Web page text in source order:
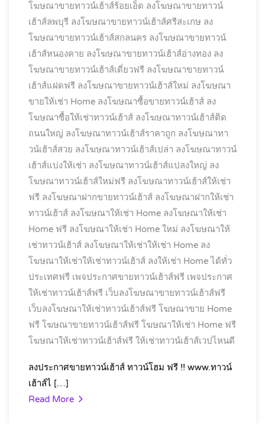
โฆษณาขายทาวน์เฮ้าส์ร้อยเอ็ด ลงโฆษณาขายทาวน์
เฮ้าส์ลพบุรี ลงโฆษณาขายทาวน์เฮ้าส์ศรีสะเกษ ลง
โฆษณาขายทาวน์เฮ้าส์สกลนคร ลงโฆษณาขายทาวน์
เฮ้าส์หนองคาย ลงโฆษณาขายทาวน์เฮ้าส์อ่างทอง ลง
โฆษณาขายทาวน์เฮ้าส์เดี่ยวฟรี ลงโฆษณาขายทาวน์
เฮ้าส์แฝดฟรี ลงโฆษณาขายทาวน์เฮ้าส์ใหม่ ลงโฆษณา
ขายให้เช่า Home ลงโฆษณาซื้อขายทาวน์เฮ้าส์ ลง
โฆษณาซื้อให้เช่าทาวน์เฮ้าส์ ลงโฆษณาทาวน์เฮ้าส์ติด
ถนนใหญ่ ลงโฆษณาทาวน์เฮ้าส์ราคาถูก ลงโฆษณาทา
วน์เฮ้าส์สวย ลงโฆษณาทาวน์เฮ้าส์เปล่า ลงโฆษณาทาวน์
เฮ้าส์แบ่งให้เช่า ลงโฆษณาทาวน์เฮ้าส์แปลงใหญ่ ลง
โฆษณาทาวน์เฮ้าส์ใหม่ฟรี ลงโฆษณาทาวน์เฮ้าส์ให้เช่า
ฟรี ลงโฆษณาฝากขายทาวน์เฮ้าส์ ลงโฆษณาฝากให้เช่า
ทาวน์เฮ้าส์ ลงโฆษณาให้เช่า Home ลงโฆษณาให้เช่า
Home ฟรี ลงโฆษณาให้เช่า Home ใหม่ ลงโฆษณาให้
เช่าทาวน์เฮ้าส์ ลงโฆษณาให้เช่าให้เช่า Home ลง
โฆษณาให้เช่าให้เช่าทาวน์เฮ้าส์ ลงให้เช่า Home ได้ทั่ว
ประเทศฟรี เพจประกาศขายทาวน์เฮ้าส์ฟรี เพจประกาศ
ให้เช่าทาวน์เฮ้าส์ฟรี เว็บลงโฆษณาขายทาวน์เฮ้าส์ฟรี
เว็บลงโฆษณาให้เช่าทาวน์เฮ้าส์ฟรี โฆษณาขาย Home
ฟรี โฆษณาขายทาวน์เฮ้าส์ฟรี โฆษณาให้เช่า Home ฟรี
โฆษณาให้เช่าทาวน์เฮ้าส์ฟรี ให้เช่าทาวน์เฮ้าส์เวปไหนดี
ลงประกาศขายทาวน์เฮ้าส์ ทาวน์โฮม ฟรี !! www.ทาวน์
เฮ้าส์ไ […]
Read More